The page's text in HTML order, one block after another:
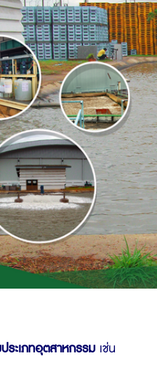
ระเภทอุตสาหกรรม เช่น